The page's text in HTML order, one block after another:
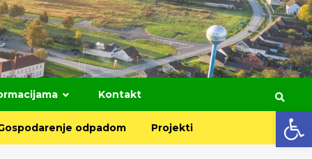
Open toolbar
Kontakt
odpadom Projekti